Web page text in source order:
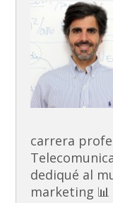
carrera
dediqué al
marketing 📊